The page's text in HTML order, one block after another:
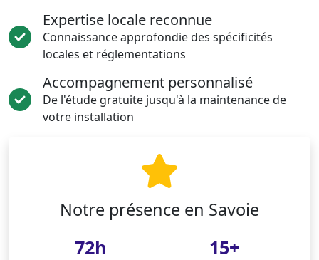
Expertise locale reconnue
Connaissance approfondie des spécificités
locales et réglementations
Accompagnement personnalisé
De l'étude gratuite jusqu'à la maintenance de
votre installation
Notre présence en Savoie
72h 15+